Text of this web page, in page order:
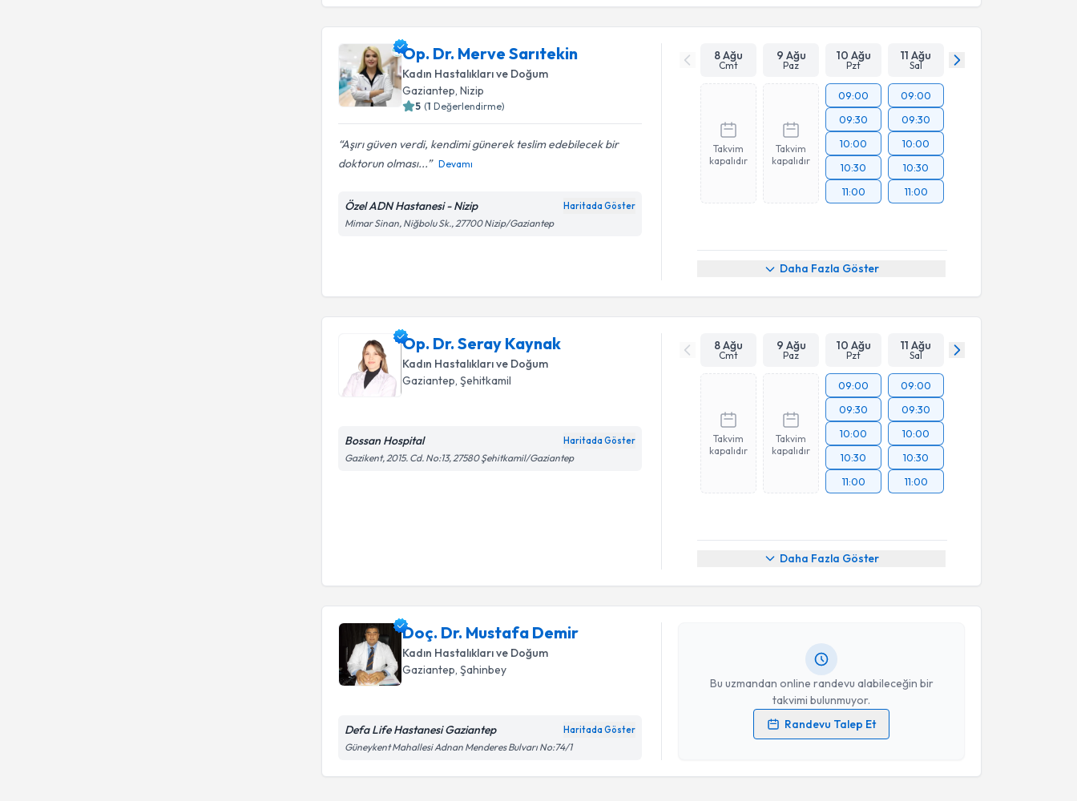
Op. Dr. Merve Sarıtekin
Kadın Hastalıkları ve Doğum
Gaziantep, Nizip
5 (1 Değerlendirme)
Aşırı güven verdi, kendimi günerek teslim edebilecek bir
doktorun olması...
Devamı
Özel ADN Hastanesi - Nizip Haritada Göster
Mimar Sinan, Niğbolu Sk., 27700 Nizip/Gaziantep
8 Ağu
Cmt
9 Ağu
Paz
10 Ağu
Pzt
11 Ağu
Sal
Takvim
kapalıdır
Takvim
kapalıdır
09:00
09:30
10:00
10:30
11:00
09:00
09:30
10:00
10:30
11:00
Daha Fazla Göster
Op. Dr. Seray Kaynak
Kadın Hastalıkları ve Doğum
Gaziantep , Şehitkamil
Bossan Hospital Haritada Göster
Gazikent, 2015. Cd. No:13, 27580 Şehitkamil/Gaziantep
8 Ağu
Cmt
9 Ağu
Paz
10 Ağu
Pzt
11 Ağu
Sal
Takvim
kapalıdır
Takvim
kapalıdır
09:00
09:30
10:00
10:30
11:00
09:00
09:30
10:00
10:30
11:00
Daha Fazla Göster
Doç. Dr. Mustafa Demir
Kadın Hastalıkları ve Doğum
Gaziantep, Şahinbey
Defa Life Hastanesi Gaziantep Haritada Göster
Güneykent Mahallesi Adnan Menderes Bulvarı No:74/1
Bu uzmandan online randevu alabileceğin bir
takvimi bulunmuyor.
Randevu Talep Et
Randevu Takvimi Talebi
Kişisel verilerimin işlenmesine ilişkinAydınlatma Metni
işlenmesini kabul ediyorum.